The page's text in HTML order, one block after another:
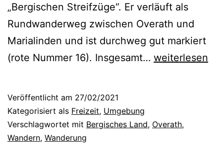
„Bergischen Streifzüge“. Er verläuft als
Rundwanderweg zwischen Overath und
Marialinden und ist durchweg gut markiert
(rote Nummer 16). Insgesamt… D
v
weiterlesen
Veröffentlicht am 27/02/2021
Kategorisiert als Freizeit, Umgebung
Verschlagwortet mit Bergisches Land, Overath,
Wandern, Wanderung